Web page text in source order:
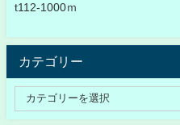
t112-1000ｍ
カテゴリー